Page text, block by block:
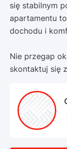
się stabilnym
apartamentu
dochodu i
Nie przegap
skontaktuj się